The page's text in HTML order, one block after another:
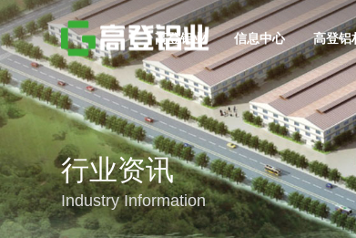
高登铝业 信息中心 高登铝
行业资讯
Industry Information